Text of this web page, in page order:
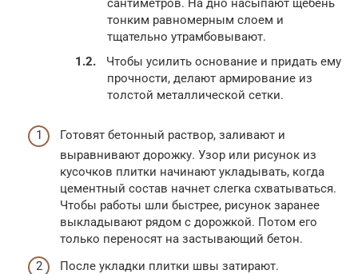
сантиметров. На дно насыпают щебень
тонким равномерным слоем и
тщательно утрамбовывают.
Чтобы усилить основание и придать ему
прочности, делают армирование из
толстой металлической сетки.
Готовят бетонный раствор, заливают и
выравнивают дорожку. Узор или рисунок из
кусочков плитки начинают укладывать, когда
цементный состав начнет слегка схватываться.
Чтобы работы шли быстрее, рисунок заранее
выкладывают рядом с дорожкой. Потом его
только переносят на застывающий бетон.
После укладки плитки швы затирают.